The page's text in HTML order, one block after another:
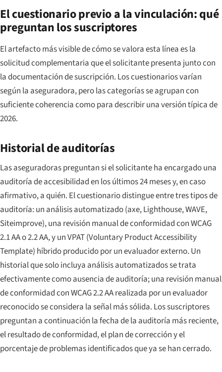
El cuestionario previo a la vinculación: qué
preguntan los suscriptores
El artefacto más visible de cómo se valora esta línea es la
solicitud complementaria que el solicitante presenta junto con
la documentación de suscripción. Los cuestionarios varían
según la aseguradora, pero las categorías se agrupan con
suficiente coherencia como para describir una versión típica de
2026.
Historial de auditorías
Las aseguradoras preguntan si el solicitante ha encargado una
auditoría de accesibilidad en los últimos 24 meses y, en caso
afirmativo, a quién. El cuestionario distingue entre tres tipos de
auditoría: un análisis automatizado (axe, Lighthouse, WAVE,
Siteimprove), una revisión manual de conformidad con WCAG
2.1 AA o 2.2 AA, y un VPAT (Voluntary Product Accessibility
Template) híbrido producido por un evaluador externo. Un
historial que solo incluya análisis automatizados se trata
efectivamente como ausencia de auditoría; una revisión manual
de conformidad con WCAG 2.2 AA realizada por un evaluador
reconocido se considera la señal más sólida. Los suscriptores
preguntan a continuación la fecha de la auditoría más reciente,
el resultado de conformidad, el plan de corrección y el
porcentaje de problemas identificados que ya se han cerrado.